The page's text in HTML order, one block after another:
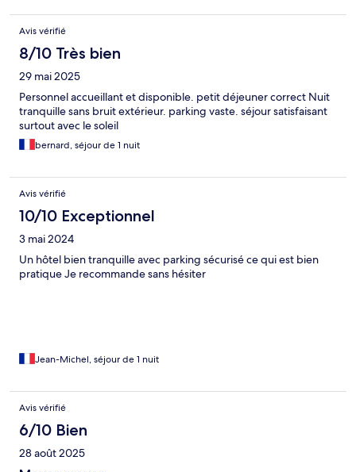
Avis vérifié
8/10 Très bien
29 mai 2025
Personnel accueillant et disponible. petit déjeuner correct Nuit
tranquille sans bruit extérieur. parking vaste. séjour satisfaisant
surtout avec le soleil
bernard, séjour de 1 nuit
Avis vérifié
10/10 Exceptionnel
3 mai 2024
Un hôtel bien tranquille avec parking sécurisé ce qui est bien
pratique Je recommande sans hésiter
Jean-Michel, séjour de 1 nuit
Avis vérifié
6/10 Bien
28 août 2025